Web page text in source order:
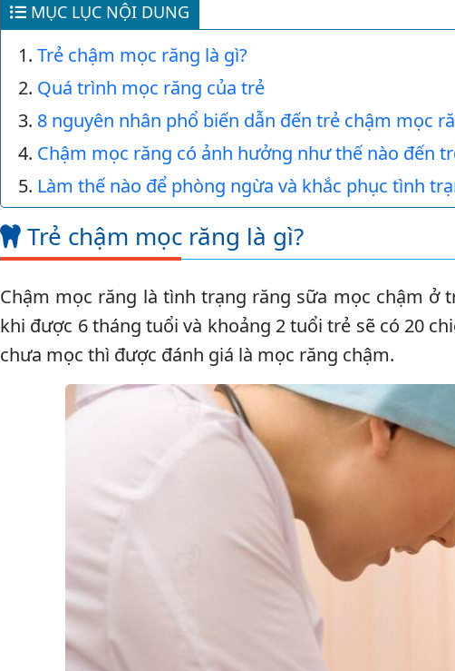
MỤC LỤC NỘI DUNG
Trẻ chậm mọc răng là gì?
Quá trình mọc răng của trẻ
8 nguyên nhân phổ biến dẫn đến trẻ chậm mọc
Chậm mọc răng có ảnh hưởng như thế nào đến
Làm thế nào để phòng ngừa và khắc phục tình
Trẻ chậm mọc răng là gì?
Chậm mọc răng là tình trạng răng sữa mọc chậm ở
khi được 6 tháng tuổi và khoảng 2 tuổi trẻ sẽ có 20
chưa mọc thì được đánh giá là mọc răng chậm.